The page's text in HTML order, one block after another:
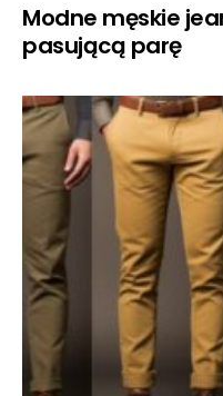
Modne męskie
pasującą parę